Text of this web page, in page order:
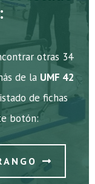
otras 34
de la UMF 42
de fichas
botón: